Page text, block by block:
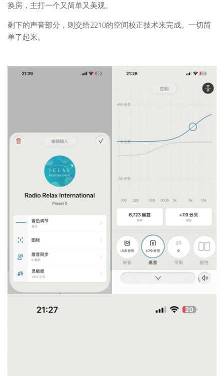
换房，主打一个又简单又美观。
剩下的声音部分，则交给2210的空间校正技术来完成。一切简
单了起来。